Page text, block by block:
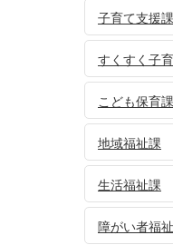
子育て支援課
すくすく子
こども保育課
地域福祉課
生活福祉課
障がい者福